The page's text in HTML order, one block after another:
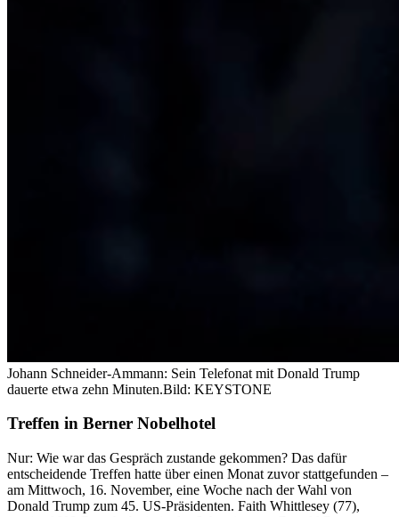
Johann Schneider-Ammann: Sein Telefonat mit Donald Trump
dauerte etwa zehn Minuten.Bild: KEYSTONE
Treffen in Berner Nobelhotel
Nur: Wie war das Gespräch zustande gekommen? Das dafür
entscheidende Treffen hatte über einen Monat zuvor stattgefunden –
am Mittwoch, 16. November, eine Woche nach der Wahl von
Donald Trump zum 45. US-Präsidenten. Faith Whittlesey (77),